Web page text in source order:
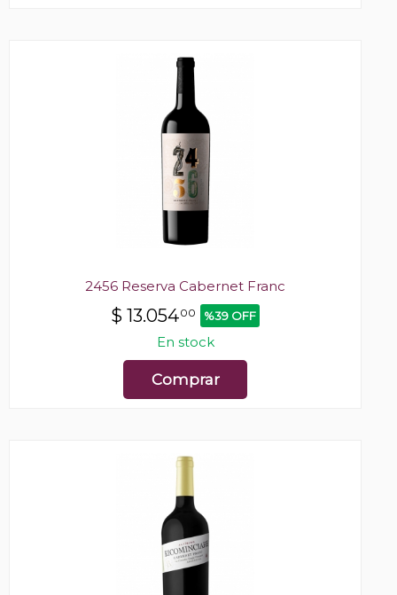
2456 Reserva Cabernet Franc
$ 13.05400 %39 OFF
En stock
Comprar